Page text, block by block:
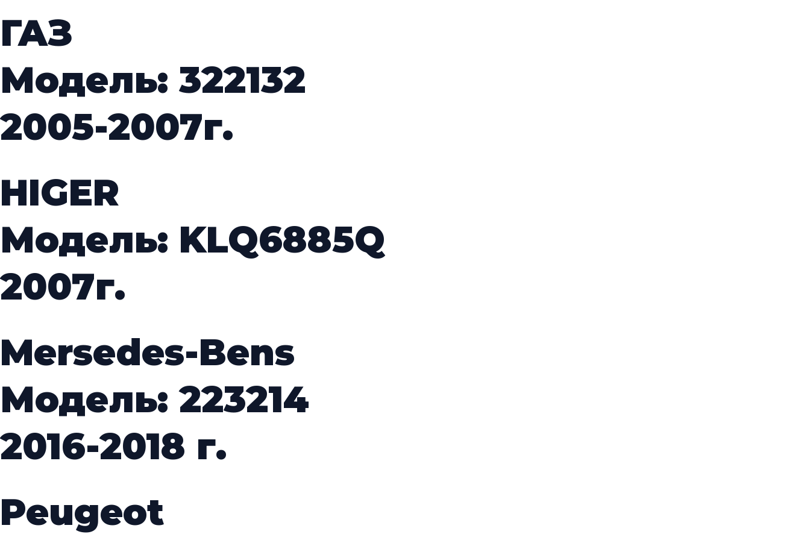
ГАЗ
Модель: 322132
2005-2007г.
HIGER
Модель: KLQ6885Q
2007г.
Mersedes-Bens
Модель: 223214
2016-2018 г.
Peugeot